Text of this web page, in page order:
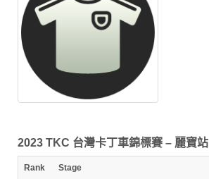
2023 TKC 台灣卡丁車錦標賽 – 麗寶站
Rank Stage